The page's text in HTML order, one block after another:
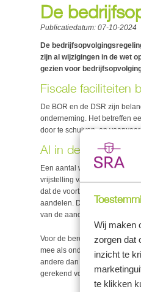
Wij maken
zorgen dat
inzicht te
te klikken
De
Publicatiedatum:07-10-2024
De
zijn al wijzigingen in de wet
gezien voor
Fiscale faciliteiten
De BOR en de DSR zijn
onderneming. Het betreffen
door te schuiven, op
Al in de wet
Een aantal wijzigingen die
vrijstelling van de BOR naar
dat de voortzetter al 36
aandelen. Dit geldt
van de aandelen minimaal 21
Voor de berekening van de
mee als
andere dan zakelijke
gerekend voor de vrijstelling